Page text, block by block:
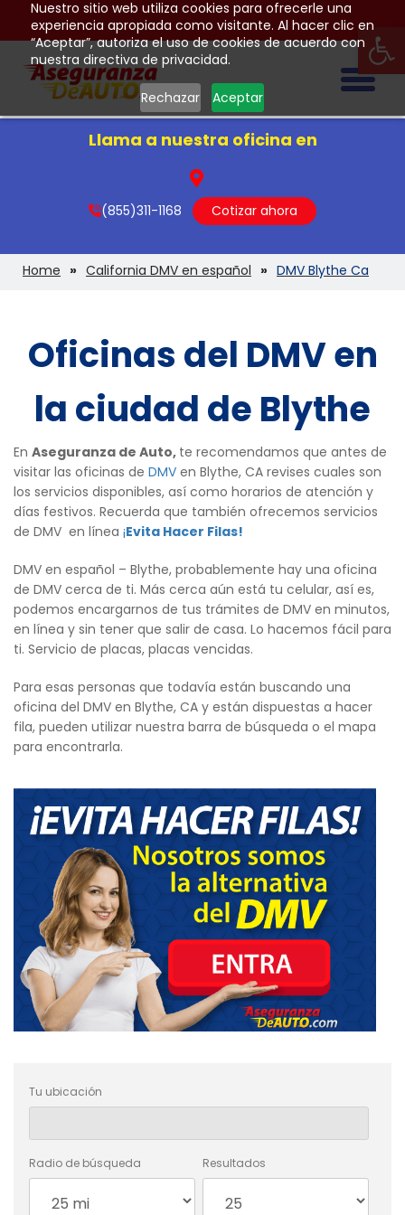
Nuestro sitio web utiliza cookies para ofrecerle una
experiencia apropiada como visitante. Al hacer clic en
“Aceptar”, autoriza el uso de cookies de acuerdo con
nuestra directiva de privacidad.
Rechazar Aceptar
Llama a nuestra oficina en
(855)311-1168 Cotizar ahora
Home California DMV en español DMV Blythe Ca
Oficinas del DMV en
la ciudad de Blythe
En Aseguranza de Auto, te recomendamos que antes de
visitar las oficinas de DMV en Blythe, CA revises cuales son
los servicios disponibles, así como horarios de atención y
días festivos. Recuerda que también ofrecemos servicios
de DMV en línea ¡Evita Hacer Filas!
DMV en español – Blythe, probablemente hay una oficina
de DMV cerca de ti. Más cerca aún está tu celular, así es,
podemos encargarnos de tus trámites de DMV en minutos,
en línea y sin tener que salir de casa. Lo hacemos fácil para
ti. Servicio de placas, placas vencidas.
Para esas personas que todavía están buscando una
oficina del DMV en Blythe, CA y están dispuestas a hacer
fila, pueden utilizar nuestra barra de búsqueda o el mapa
para encontrarla.
Tu ubicación
Radio de búsqueda Resultados